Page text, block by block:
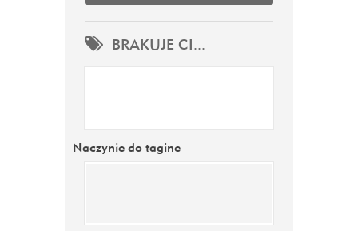
BRAKUJE CI...
Naczynie do tagine